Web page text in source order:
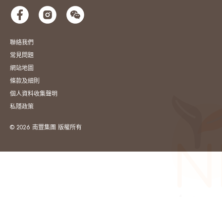
聯絡我們
常見問題
網站地圖
條款及細則
個人資料收集聲明
私隱政策
© 2026 南豐集團 版權所有